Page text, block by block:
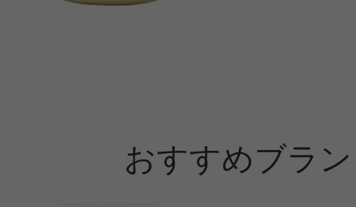
おすすめブラ